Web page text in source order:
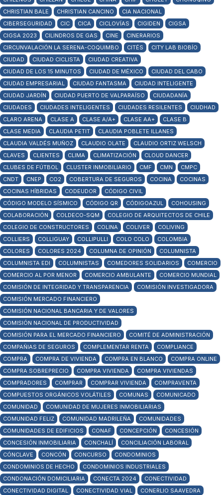
CHRISTIAN BALE
CHRISTIAN CANCINO
CIA NACIONAL
CIBERSEGURIDAD
CIC CICA CICLOVÍAS CIGIDEN
CIGSA
CIGSA 2023
CILINDROS DE GAS CINE
CINERARIOS
CIRCUNVALACIÓN LA SERENA-COQUIMBO
CITÉS
CITY LAB BIOBÍO
CIUDAD
CIUDAD CICLISTA
CIUDAD CREATIVA
CIUDAD DE LOS 15 MINUTOS
CIUDAD DE MÉXICO
CIUDAD DEL CABO
CIUDAD EMPRESARIAL
CIUDAD FANTASMA
CIUDAD INTELIGENTE
CIUDAD JARDÍN
CIUDAD PUERTO DE VALPARAÍSO
CIUDADANÍA
CIUDADES
CIUDADES INTELIGENTES CIUDADES RESILENTES
CIUDHAD
CLARO ARENA
CLASE A CLASE A/A+ CLASE AA+
CLASE B
CLASE MEDIA
CLAUDIA PETIT
CLAUDIA POBLETE ILLANES
CLAUDIA VALDÉS MUÑOZ
CLAUDIO OLATE
CLAUDIO ORTIZ WELSCH
CLAVES
CLIENTES CLIMA CLIMATIZACIÓN
CLOUD DANCER
CLUBES DE FÚTBOL
CLUSTER INMOBILIARIO CMF CMN
CMPC
CNDT
CNEP CO2 COBERTURA DE SEGUROS COCINA
COCINAS
COCINAS HÍBRIDAS
CODEUDOR
CÓDIGO CIVIL
CÓDIGO MODELO SÍSMICO
CÓDIGO QR CÓDIGOAZUL
COHOUSING
COLABORACIÓN
COLDECO-SQM
COLEGIO DE ARQUITECTOS DE CHILE
COLEGIO DE CONSTRUCTORES
COLINA COLIVER
COLIVING
COLLIERS
COLLIGUAY COLLIPULLI COLO COLO
COLOMBIA
COLORES
COLORES 2024 COLUMNA DE OPINIÓN
COLUMNISTA
COLUMNISTA EDI
COLUMNISTAS COMEDORES SOLIDARIOS
COMERCIO
COMERCIO AL POR MENOR
COMERCIO AMBULANTE
COMERCIO MUNDIAL
COMISIÓN DE INTEGRIDAD Y TRANSPARENCIA
COMISIÓN INVESTIGADORA
COMISIÓN MERCADO FINANCIERO
COMISIÓN NACIONAL BANCARIA Y DE VALORES
COMISIÓN NACIONAL DE PRODUCTIVIDAD
COMISIÓN PARA EL MERCADO FINANCIERO
COMITÉ DE ADMINISTRACIÓN
COMPAÑIAS DE SEGUROS
COMPLEMENTAR RENTA
COMPLIANCE
COMPRA
COMPRA DE VIVIENDA COMPRA EN BLANCO
COMPRA ONLINE
COMPRA SOBREPRECIO
COMPRA VIVIENDA
COMPRA VIVIENDAS
COMPRADORES
COMPRAR COMPRAR VIVIENDA
COMPRAVENTA
COMPUESTOS ORGÁNICOS VOLÁTILES
COMUNAS
COMUNICADO
COMUNIDAD
COMUNIDAD DE MUJERES INMOBILIARIAS
COMUNIDAD FELIZ
COMUNIDAD MADRILEÑA
COMUNIDADES
COMUNIDADES DE EDIFICIOS
CONAF CONCEPCIÓN
CONCESIÓN
CONCESIÓN INMOBILIARIA
CONCHALÍ
CONCILIACIÓN LABORAL
CÓNCLAVE
CONCÓN CONCURSO
CONDOMINIOS
CONDOMINIOS DE HECHO
CONDOMINIOS INDUSTRIALES
CONDONACIÓN DOMICILIARIA
CONECTA 2024
CONECTIVIDAD
CONECTIVIDAD DIGITAL
CONECTIVIDAD VIAL
CONERLIO SAAVEDRA